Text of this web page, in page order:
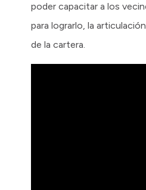
poder capacitar a los
para lograrlo, la
de la cartera.